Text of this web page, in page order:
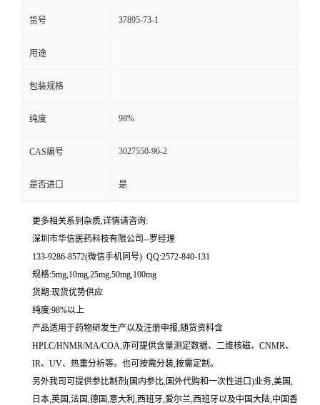
货号 37895-73-1
用途
包装规格
纯度 98%
CAS编号 3027550-96-2
是否进口 是
更多相关系列杂质,详情请咨询:
深圳市华信医药科技有限公司--罗经理
133-9286-8572(微信手机同号) QQ:2572-840-131
规格:5mg,10mg,25mg,50mg,100mg
货期:现货优势供应
纯度:98%以上
产品适用于药物研发生产以及注册申报,随货资料含
HPLC/HNMR/MA/COA,亦可提供含量测定数据、二维核磁、CNMR、
IR、UV、热重分析等。也可按需分装,按需定制。
另外我司可提供参比制剂(国内参比,国外代购和一次性进口)业务,美国,
日本,英国,法国,德国,意大利,西班牙,爱尔兰,西班牙以及中国大陆,中国香